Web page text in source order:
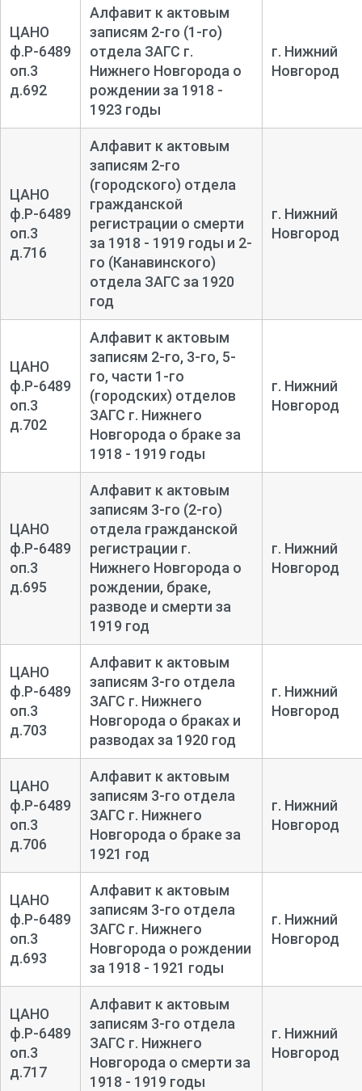
ЦАНО
ф.Р-6489
оп.3
д.692
Алфавит к актовым
записям 2-го (1-го)
отдела ЗАГС г.
Нижнего Новгорода о
рождении за 1918 -
1923 годы
г. Нижний
Новгород
ЦАНО
ф.Р-6489
оп.3
д.716
Алфавит к актовым
записям 2-го
(городского) отдела
гражданской
регистрации о смерти
за 1918 - 1919 годы и 2-
го (Канавинского)
отдела ЗАГС за 1920
год
г. Нижний
Новгород
ЦАНО
ф.Р-6489
оп.3
д.702
Алфавит к актовым
записям 2-го, 3-го, 5-
го, части 1-го
(городских) отделов
ЗАГС г. Нижнего
Новгорода о браке за
1918 - 1919 годы
г. Нижний
Новгород
ЦАНО
ф.Р-6489
оп.3
д.695
Алфавит к актовым
записям 3-го (2-го)
отдела гражданской
регистрации г.
Нижнего Новгорода о
рождении, браке,
разводе и смерти за
1919 год
г. Нижний
Новгород
ЦАНО
ф.Р-6489
оп.3
д.703
Алфавит к актовым
записям 3-го отдела
ЗАГС г. Нижнего
Новгорода о браках и
разводах за 1920 год
г. Нижний
Новгород
ЦАНО
ф.Р-6489
оп.3
д.706
Алфавит к актовым
записям 3-го отдела
ЗАГС г. Нижнего
Новгорода о браке за
1921 год
г. Нижний
Новгород
ЦАНО
ф.Р-6489
оп.3
д.693
Алфавит к актовым
записям 3-го отдела
ЗАГС г. Нижнего
Новгорода о рождении
за 1918 - 1921 годы
г. Нижний
Новгород
ЦАНО
ф.Р-6489
оп.3
д.717
Алфавит к актовым
записям 3-го отдела
ЗАГС г. Нижнего
Новгорода о смерти за
1918 - 1919 годы
г. Нижний
Новгород